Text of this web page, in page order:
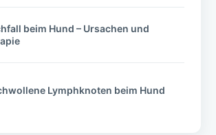
beim Hund – Ursachen und
Lymphknoten beim Hund